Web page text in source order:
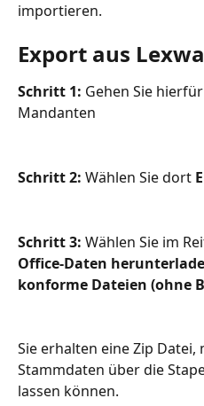
importieren.
Export aus
Schritt 1: Gehen Sie
Mandanten
Schritt 2: Wählen Sie dort
Schritt 3: Wählen Sie im
Office-Daten
konforme Dateien (ohne
Sie erhalten eine Zip Datei,
Stammdaten über die
lassen können.